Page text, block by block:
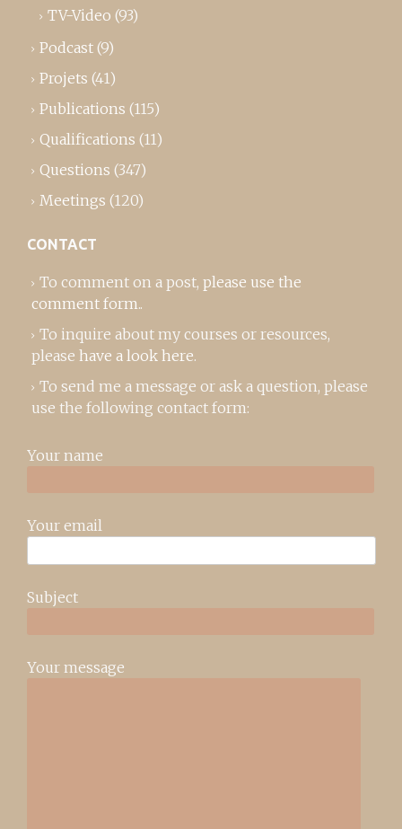
TV-Video (93)
Podcast (9)
Projets (41)
Publications (115)
Qualifications (11)
Questions (347)
Meetings (120)
CONTACT
To comment on a post, please use the
comment form..
To inquire about my courses or resources,
please have a look here.
To send me a message or ask a question, please
use the following contact form:
Your name
Your email
Subject
Your message